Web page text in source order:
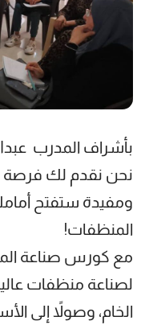
بأشراف المدرب
نحن نقدم لك فرصة
ومفيدة ستفتح أمامك
المنظفات!
مع كورس صناعة
لصناعة منظفات عالية
الخام، وصولاً إلى